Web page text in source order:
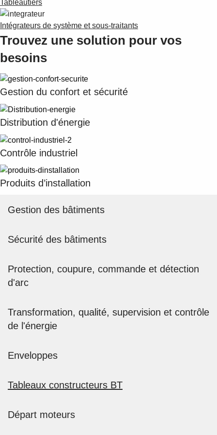
Tableautiers
Intégrateurs de système et sous-traitants
Trouvez une solution pour vos
besoins
Gestion du confort et sécurité
Distribution d'énergie
Contrôle industriel
Produits d’installation
Gestion des bâtiments
Domotique ABB-free@home
Sécurité des bâtiments
Contrôle d'accès
Protection, coupure, commande et détection
d'arc
Disjoncteurs modulaires
Transformation, qualité, supervision et contrôle
de l'énergie
Transformation et alimentation
Relais différentiels , Relais
Enveloppes
Coffrets résidentiels et
Tableaux constructeurs BT
Départ moteurs